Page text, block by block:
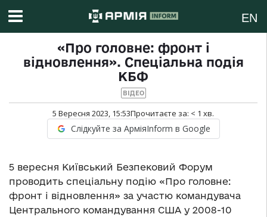
EN
«Про головне: фронт і
відновлення». Спеціальна подія
КБФ
ВІДЕО
5 Вересня 2023, 15:53Прочитаєте за: < 1 хв.
Слідкуйте за АрміяInform в Google
5 вересня Київський Безпековий Форум
проводить спеціальну подію «Про головне:
фронт і відновлення» за участю командувача
Центрального командування США у 2008-10